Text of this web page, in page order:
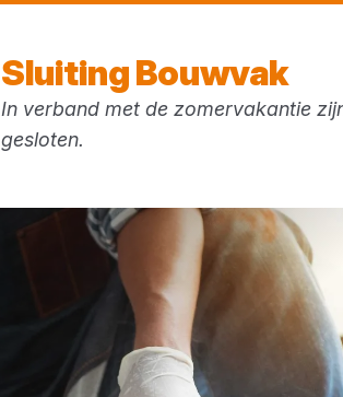
Services
Sluiting Bouwvak
In verband met de zomervakantie
gesloten.